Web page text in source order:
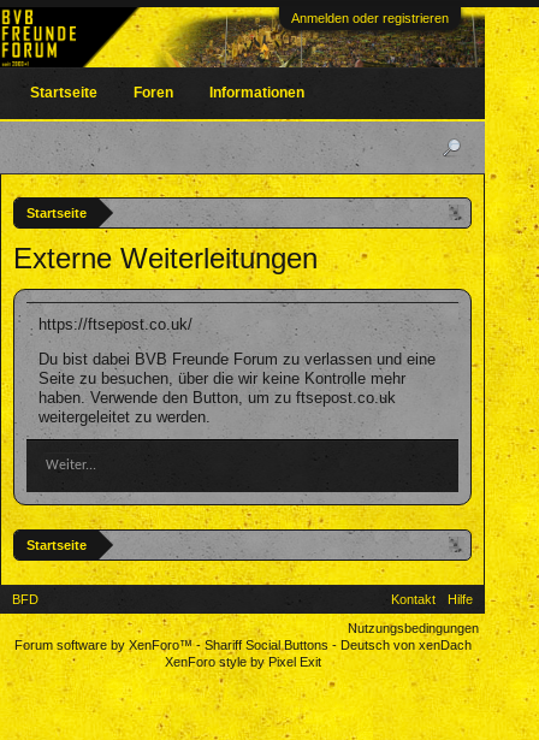
Anmelden oder registrieren
Startseite
Externe Weiterleitungen
https://ftsepost.co.uk/
Du bist dabei BVB Freunde Forum zu verlassen und eine
Seite zu besuchen, über die wir keine Kontrolle mehr
haben. Verwende den Button, um zu ftsepost.co.uk
weitergeleitet zu werden.
Weiter...
Startseite
Startseite Foren Informationen
BFD Kontakt
Hilfe
Nutzungsbedingungen
Forum software by XenForo™-Shariff Social Buttons- Deutsch von xenDach
XenForo style by Pixel Exit